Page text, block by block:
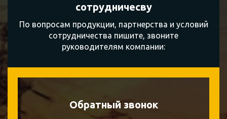
сотрудничесву
По вопросам продукции, партнерства и условий
сотрудничества пишите, звоните
руководителям компании:
Обратный звонок